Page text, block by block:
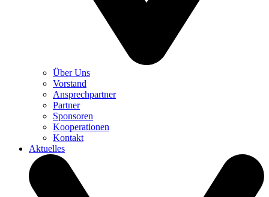
Über Uns
Vorstand
Ansprechpartner
Partner
Sponsoren
Kooperationen
Kontakt
Aktuelles